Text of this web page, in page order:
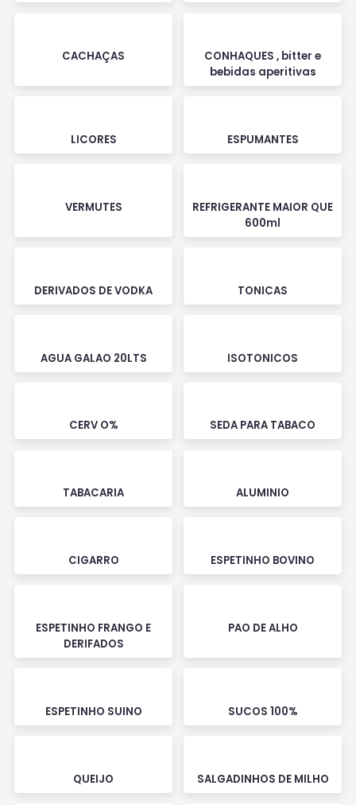
CACHAÇAS
CONHAQUES , bitter e
bebidas aperitivas
LICORES ESPUMANTES
VERMUTES
REFRIGERANTE MAIOR QUE
600ml
DERIVADOS DE VODKA TONICAS
AGUA GALAO 20LTS ISOTONICOS
CERV O% SEDA PARA TABACO
TABACARIA ALUMINIO
CIGARRO ESPETINHO BOVINO
ESPETINHO FRANGO E
DERIFADOS
PAO DE ALHO
ESPETINHO SUINO SUCOS 100%
QUEIJO SALGADINHOS DE MILHO